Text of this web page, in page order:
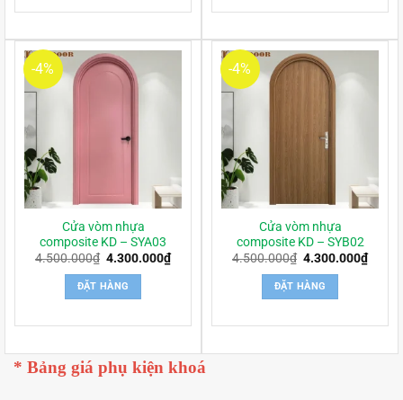
-4%
Cửa vòm nhựa
composite KD – SYA03
4.500.000₫ Giá
là:
4.500.000₫.
4.300.000₫Giá
hiện
ĐẶT HÀNG
-4%
Cửa vòm nhựa
composite KD – SYB02
4.500.000₫ Giá
là:
4.500.000₫.
4.300.000₫Giá
hiện
ĐẶT HÀNG
* Bảng giá phụ kiện khoá